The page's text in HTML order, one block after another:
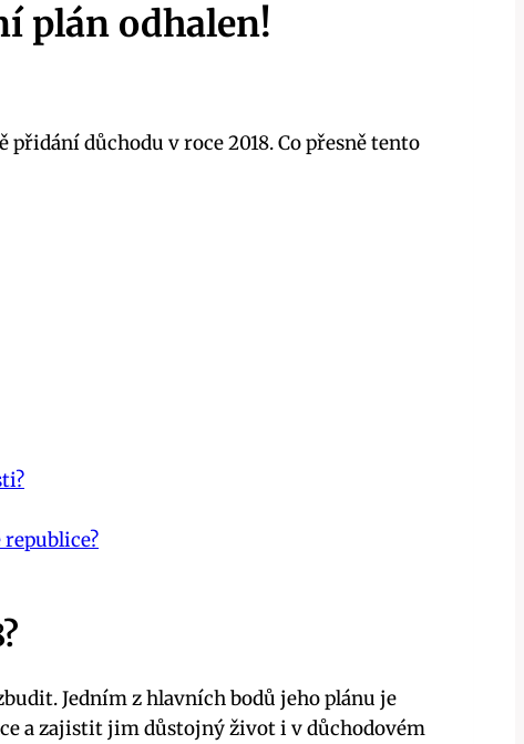
plán odhalen!
důchodu v roce 2018. Co přesně tento
Jedním z hlavních bodů jeho plánu je
a zajistit jim důstojný život i v důchodovém